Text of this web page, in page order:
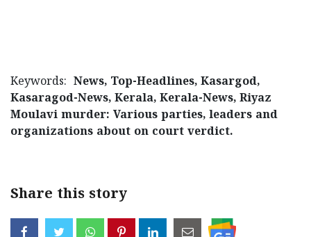
Keywords: News, Top-Headlines, Kasargod,
Kasaragod-News, Kerala, Kerala-News, Riyaz
Moulavi murder: Various parties, leaders and
organizations about on court verdict.
Share this story